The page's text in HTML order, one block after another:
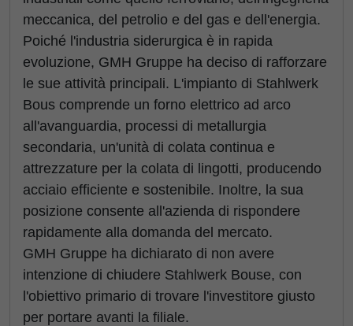
meccanica, del petrolio e del gas e dell'energia.
Poiché l'industria siderurgica è in rapida
evoluzione, GMH Gruppe ha deciso di rafforzare
le sue attività principali. L'impianto di Stahlwerk
Bous comprende un forno elettrico ad arco
all'avanguardia, processi di metallurgia
secondaria, un'unità di colata continua e
attrezzature per la colata di lingotti, producendo
acciaio efficiente e sostenibile. Inoltre, la sua
posizione consente all'azienda di rispondere
rapidamente alla domanda del mercato.
GMH Gruppe ha dichiarato di non avere
intenzione di chiudere Stahlwerk Bouse, con
l'obiettivo primario di trovare l'investitore giusto
per portare avanti la filiale.